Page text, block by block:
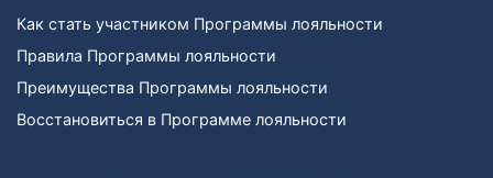
Как стать участником Программы лояльности
Правила Программы лояльности
Преимущества Программы лояльности
Восстановиться в Программе лояльности